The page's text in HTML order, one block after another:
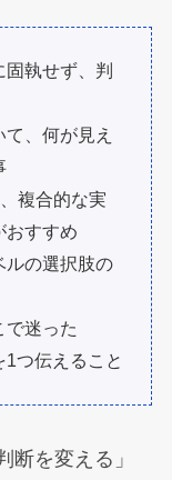
固執せず、判
、何が見え
複合的な実
おすすめ
ルの選択肢の
で迷った
つ伝えること
断を変える」